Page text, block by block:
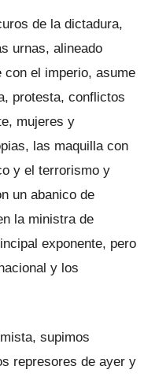
de la dictadura,
urnas, alineado
con el imperio, asume
protesta, conflictos
mujeres y
las maquilla con
y el terrorismo y
un abanico de
la ministra de
exponente, pero
y los
supimos
represores de ayer y